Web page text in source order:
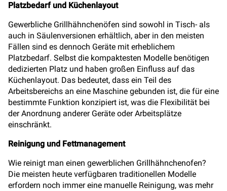
Platzbedarf und Küchenlayout
Gewerbliche Grillhähnchenöfen sind sowohl in Tisch- als
auch in Säulenversionen erhältlich, aber in den meisten
Fällen sind es dennoch Geräte mit erheblichem
Platzbedarf. Selbst die kompaktesten Modelle benötigen
dedizierten Platz und haben großen Einfluss auf das
Küchenlayout. Das bedeutet, dass ein Teil des
Arbeitsbereichs an eine Maschine gebunden ist, die für eine
bestimmte Funktion konzipiert ist, was die Flexibilität bei
der Anordnung anderer Geräte oder Arbeitsplätze
einschränkt.
Reinigung und Fettmanagement
Wie reinigt man einen gewerblichen Grillhähnchenofen?
Die meisten heute verfügbaren traditionellen Modelle
erfordern noch immer eine manuelle Reinigung, was mehr